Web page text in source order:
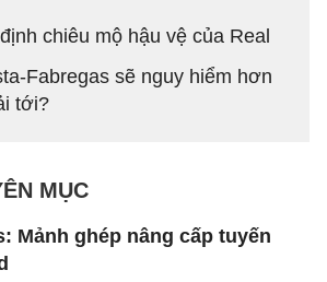
chiêu mộ hậu vệ của Real
Fabregas sẽ nguy hiểm hơn
tới?
MỤC
Mảnh ghép nâng cấp tuyến